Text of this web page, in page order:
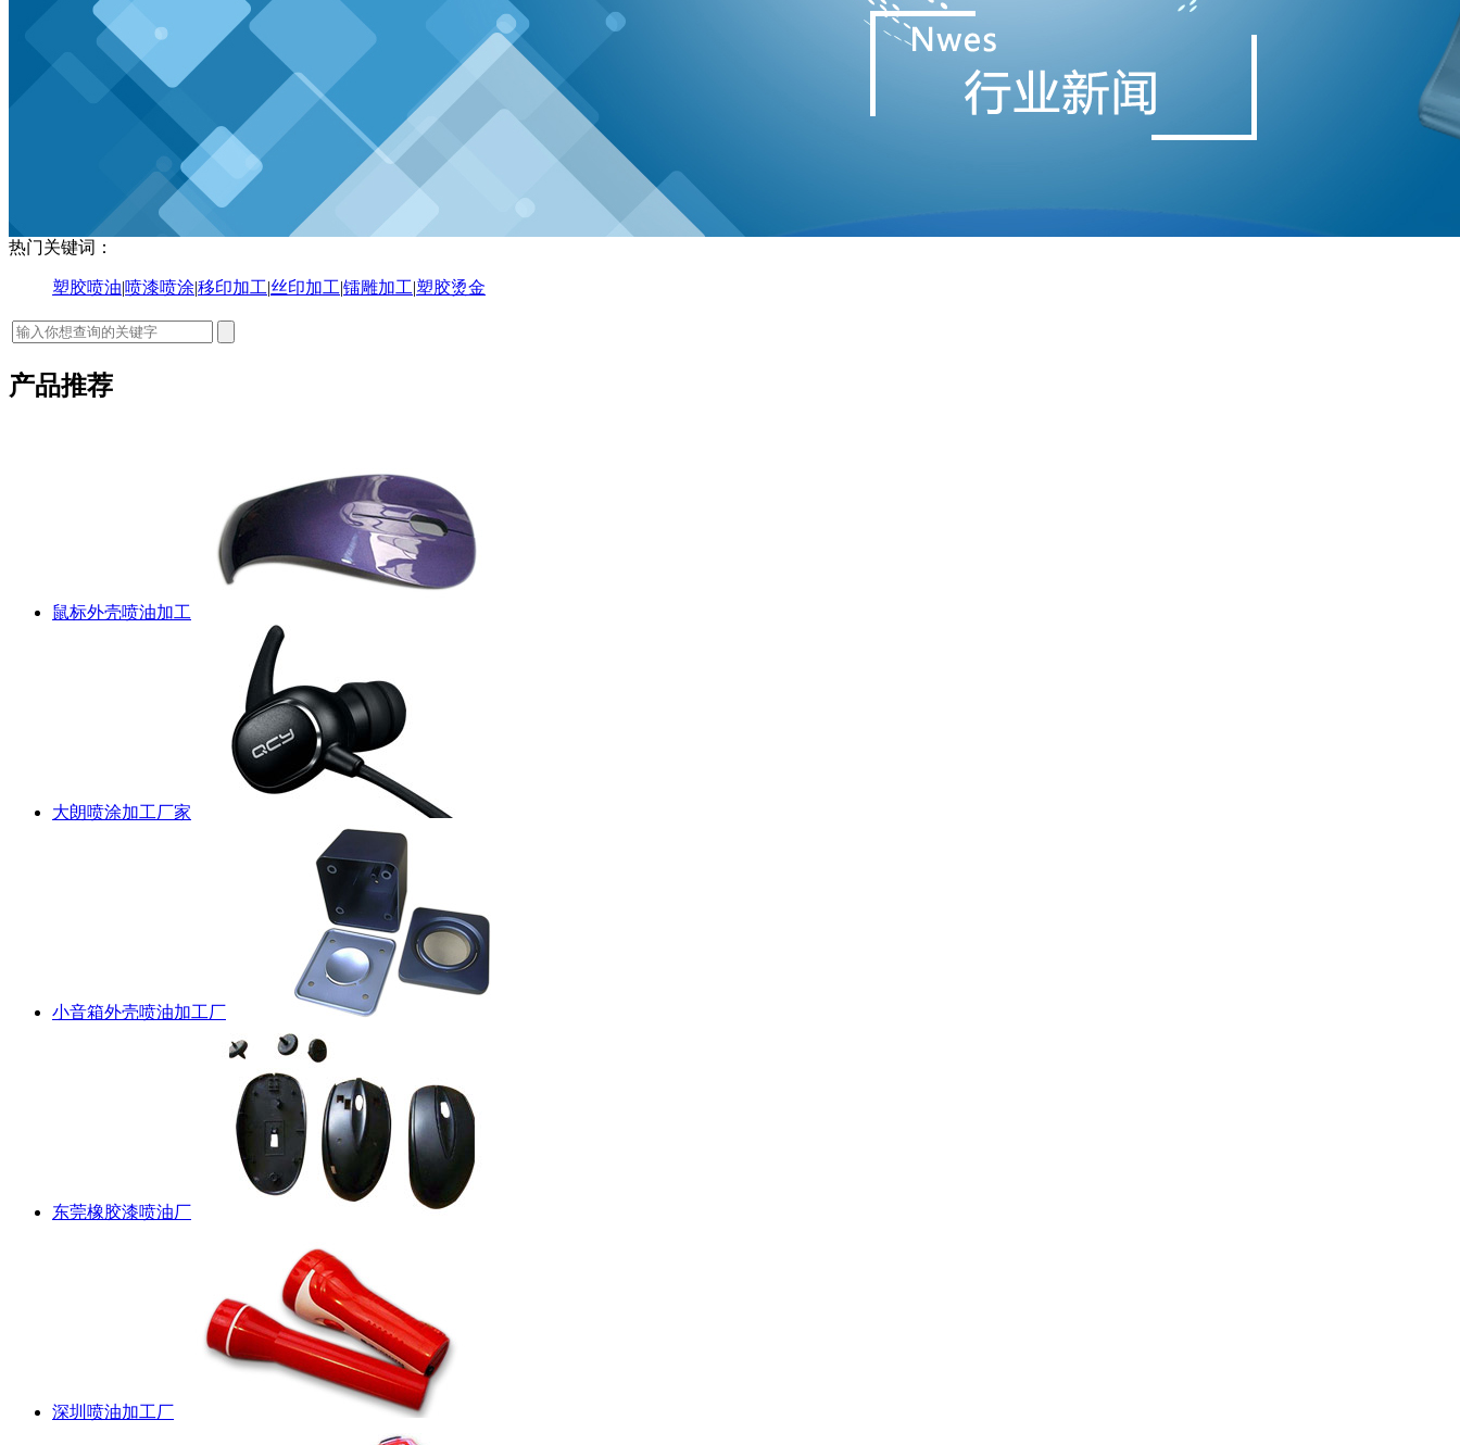
热门关键词：
塑胶喷油|喷漆喷涂|移印加工|丝印加工|镭雕加工|塑胶烫金
产品推荐
鼠标外壳喷油加工
大朗喷涂加工厂家
小音箱外壳喷油加工厂
东莞橡胶漆喷油厂
深圳喷油加工厂